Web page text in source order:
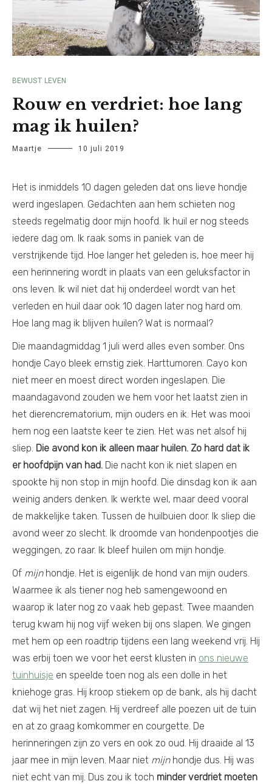
BEWUST LEVEN
Rouw en verdriet: hoe lang
mag ik huilen?
Maartje 10 juli 2019
Het is inmiddels 10 dagen geleden dat ons lieve hondje
werd ingeslapen. Gedachten aan hem schieten nog
steeds regelmatig door mijn hoofd. Ik huil er nog steeds
iedere dag om. Ik raak soms in paniek van de
verstrijkende tijd. Hoe langer het geleden is, hoe meer hij
een herinnering wordt in plaats van een geluksfactor in
ons leven. Ik wil niet dat hij onderdeel wordt van het
verleden en huil daar ook 10 dagen later nog hard om.
Hoe lang mag ik blijven huilen? Wat is normaal?
Die maandagmiddag 1 juli werd alles even somber. Ons
hondje Cayo bleek ernstig ziek. Harttumoren. Cayo kon
niet meer en moest direct worden ingeslapen. Die
maandagavond zouden we hem voor het laatst zien in
het dierencrematorium, mijn ouders en ik. Het was mooi
hem nog een laatste keer te zien. Het was net alsof hij
sliep. Die avond kon ik alleen maar huilen. Zo hard dat ik
er hoofdpijn van had. Die nacht kon ik niet slapen en
spookte hij non stop in mijn hoofd. Die dinsdag kon ik aan
weinig anders denken. Ik werkte wel, maar deed vooral
de makkelijke taken. Tussen de huilbuien door. Ik sliep die
avond weer zo slecht. Ik droomde van hondenpootjes die
weggingen, zo raar. Ik bleef huilen om mijn hondje.
Of mijnhondje. Het is eigenlijk de hond van mijn ouders.
Waarmee ik als tiener nog heb samengewoond en
waarop ik later nog zo vaak heb gepast. Twee maanden
terug kwam hij nog vijf weken bij ons slapen. We gingen
met hem op een roadtrip tijdens een lang weekend vrij. Hij
was erbij toen we voor het eerst klusten in ons nieuwe
tuinhuisje en speelde toen nog als een dolle in het
kniehoge gras. Hij kroop stiekem op de bank, als hij dacht
dat wij het niet zagen. Hij verdreef alle poezen uit de tuin
en at zo graag komkommer en courgette. De
herinneringen zijn zo vers en ook zo oud. Hij draaide al 13
jaar mee in mijn leven. Maar niet mijnhondje dus. Hij was
niet echt van mij. Dus zou ik toch minder verdriet moeten